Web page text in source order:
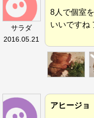
サラダ
2016.05.21
8人で個室
いいですね
アヒージョ